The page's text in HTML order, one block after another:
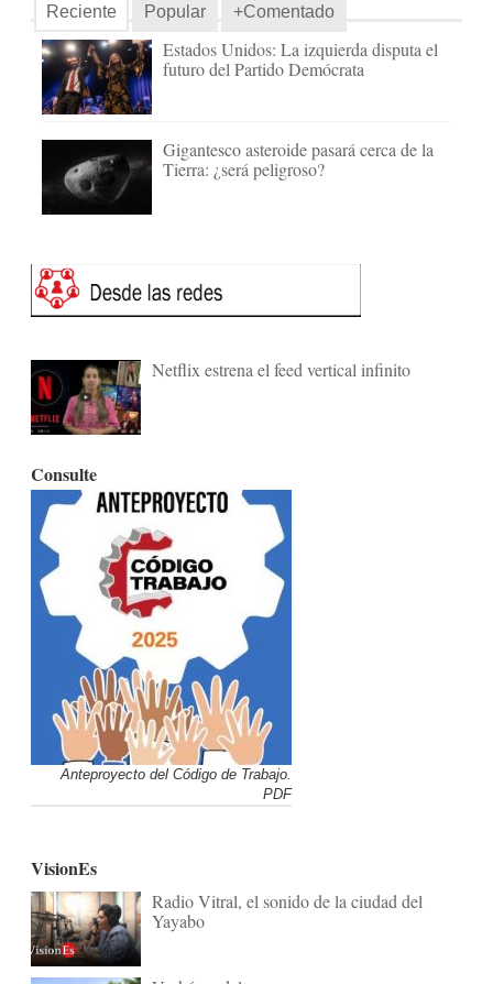
Reciente Popular +Comentado
Estados Unidos: La izquierda disputa el
futuro del Partido Demócrata
Gigantesco asteroide pasará cerca de la
Tierra: ¿será peligroso?
Netflix estrena el feed vertical infinito
Consulte
Anteproyecto del Código de Trabajo.
PDF
VisionEs
Radio Vitral, el sonido de la ciudad del
Yayabo